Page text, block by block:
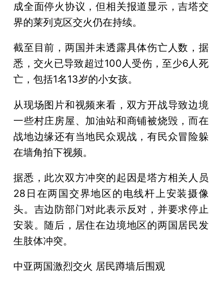
成全面停火协议，但相关报道显示，吉塔交
界的莱列克区交火仍在持续。
截至目前，两国并未透露具体伤亡人数，据
悉，交火已导致超过100人受伤，至少6人死
亡，包括1名13岁的小女孩。
从现场图片和视频来看，双方开战导致边境
一些村庄房屋、加油站和商铺被烧毁，而在
战地边缘还有当地民众观战，有民众冒险躲
在墙角拍下视频。
据悉，此次双方冲突的起因是塔方相关人员
28日在两国交界地区的电线杆上安装摄像
头。吉边防部门对此表示反对，并要求停止
安装。随后，居住在边境地区的两国居民发
生肢体冲突。
中亚两国激烈交火 居民蹲墙后围观